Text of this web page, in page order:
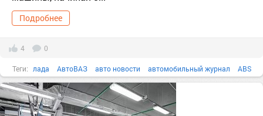
Подробнее
4 0
Теги: лада АвтоВАЗ авто новости автомобильный журнал ABS